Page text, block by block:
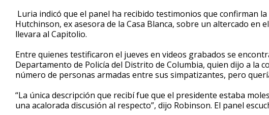
Luria indicó que el panel ha recibido testimonios que confirman
Hutchinson, ex asesora de la Casa Blanca, sobre un altercado en
llevara al Capitolio.
Entre quienes testificaron el jueves en videos grabados se
Departamento de Policía del Distrito de Columbia, quien dijo a la
número de personas armadas entre sus simpatizantes, pero
“La única descripción que recibí fue que el presidente estaba
una acalorada discusión al respecto”, dijo Robinson. El panel